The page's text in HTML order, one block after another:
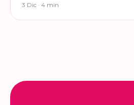
3 Dic · 4 min